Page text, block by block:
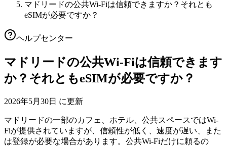
マドリードの公共Wi-Fiは信頼できますか？それとも
eSIMが必要ですか？
ヘルプセンター
マドリードの公共Wi-Fiは信頼できます
か？それともeSIMが必要ですか？
2026年5月30日 に更新
マドリードの一部のカフェ、ホテル、公共スペースではWi-
Fiが提供されていますが、信頼性が低く、速度が遅い、また
は登録が必要な場合があります。公共Wi-Fiだけに頼るの